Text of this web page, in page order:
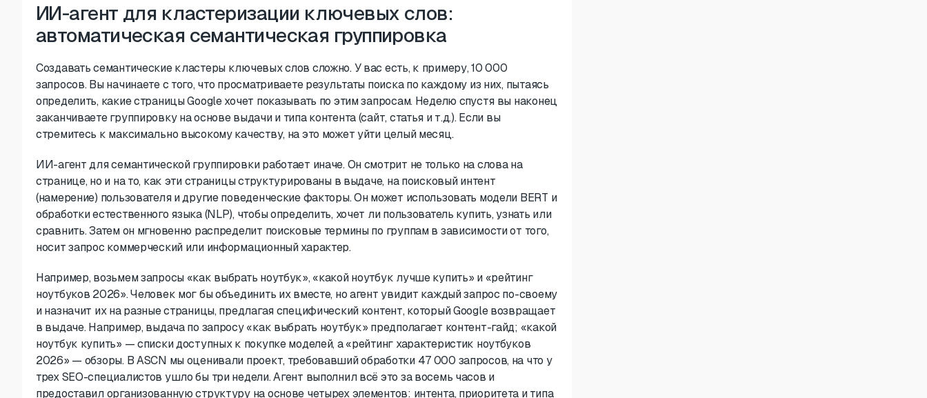
ИИ-агент для кластеризации ключевых слов:
автоматическая семантическая группировка
Создавать семантические кластеры ключевых слов сложно. У вас есть, к примеру, 10 000
запросов. Вы начинаете с того, что просматриваете результаты поиска по каждому из них, пытаясь
определить, какие страницы Google хочет показывать по этим запросам. Неделю спустя вы наконец
заканчиваете группировку на основе выдачи и типа контента (сайт, статья и т.д.). Если вы
стремитесь к максимально высокому качеству, на это может уйти целый месяц.
ИИ-агент для семантической группировки работает иначе. Он смотрит не только на слова на
странице, но и на то, как эти страницы структурированы в выдаче, на поисковый интент
(намерение) пользователя и другие поведенческие факторы. Он может использовать модели BERT и
обработки естественного языка (NLP), чтобы определить, хочет ли пользователь купить, узнать или
сравнить. Затем он мгновенно распределит поисковые термины по группам в зависимости от того,
носит запрос коммерческий или информационный характер.
Например, возьмем запросы «как выбрать ноутбук», «какой ноутбук лучше купить» и «рейтинг
ноутбуков 2026». Человек мог бы объединить их вместе, но агент увидит каждый запрос по-своему
и назначит их на разные страницы, предлагая специфический контент, который Google возвращает
в выдаче. Например, выдача по запросу «как выбрать ноутбук» предполагает контент-гайд; «какой
ноутбук купить» — списки доступных к покупке моделей, а «рейтинг характеристик ноутбуков
2026» — обзоры. В ASCN мы оценивали проект, требовавший обработки 47 000 запросов, на что у
трех SEO-специалистов ушло бы три недели. Агент выполнил всё это за восемь часов и
предоставил организованную структуру на основе четырех элементов: интента, приоритета и типа